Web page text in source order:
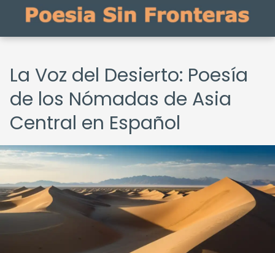
La Voz del Desierto: Poesía
de los Nómadas de Asia
Central en Español